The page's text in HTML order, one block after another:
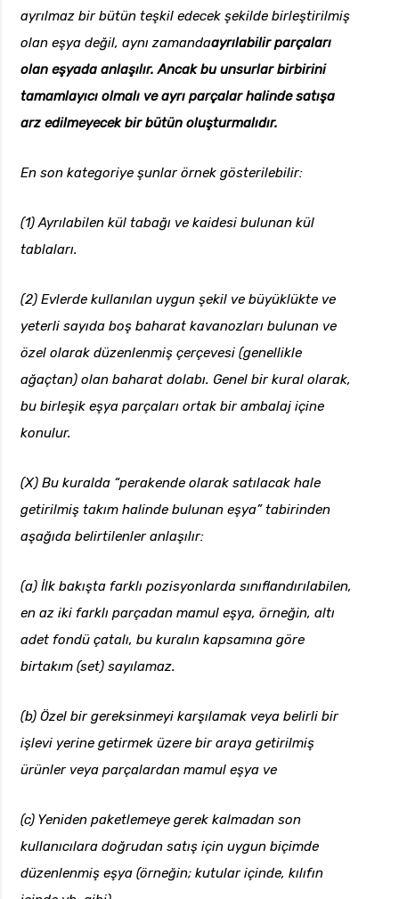
ayrılmaz bir bütün teşkil edecek şekilde birleştirilmiş
olan eşya değil, aynı zamandaayrılabilir parçaları
olan eşyada anlaşılır. Ancak bu unsurlar birbirini
tamamlayıcı olmalı ve ayrı parçalar halinde satışa
arz edilmeyecek bir bütün oluşturmalıdır.
En son kategoriye şunlar örnek gösterilebilir:
(1) Ayrılabilen kül tabağı ve kaidesi bulunan kül
tablaları.
(2) Evlerde kullanılan uygun şekil ve büyüklükte ve
yeterli sayıda boş baharat kavanozları bulunan ve
özel olarak düzenlenmiş çerçevesi (genellikle
ağaçtan) olan baharat dolabı. Genel bir kural olarak,
bu birleşik eşya parçaları ortak bir ambalaj içine
konulur.
(X) Bu kuralda “perakende olarak satılacak hale
getirilmiş takım halinde bulunan eşya” tabirinden
aşağıda belirtilenler anlaşılır:
(a) İlk bakışta farklı pozisyonlarda sınıflandırılabilen,
en az iki farklı parçadan mamul eşya, örneğin, altı
adet fondü çatalı, bu kuralın kapsamına göre
birtakım (set) sayılamaz.
(b) Özel bir gereksinmeyi karşılamak veya belirli bir
işlevi yerine getirmek üzere bir araya getirilmiş
ürünler veya parçalardan mamul eşya ve
(c) Yeniden paketlemeye gerek kalmadan son
kullanıcılara doğrudan satış için uygun biçimde
düzenlenmiş eşya (örneğin; kutular içinde, kılıfın